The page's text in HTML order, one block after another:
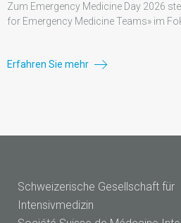
Zum Emergency Medicine Day 2026
for Emergency Medicine Teams» im
Erfahren Sie mehr
Schweizerische Gesellschaft für
Intensivmedizin